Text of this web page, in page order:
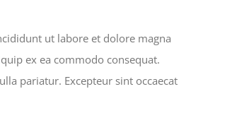
ut labore et dolore magna
ex ea commodo consequat.
pariatur. Excepteur sint occaecat